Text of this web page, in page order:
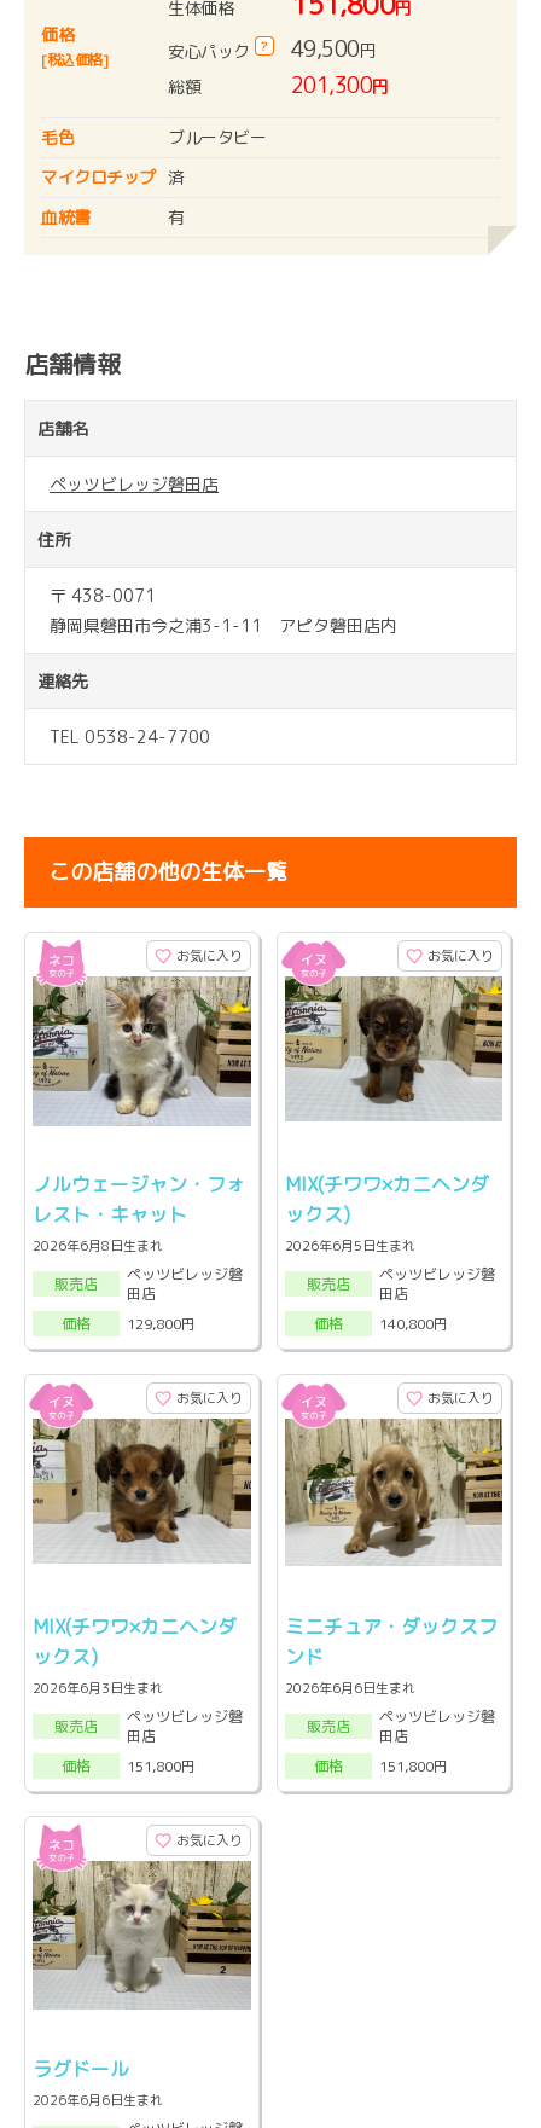
価格
[税込価格]
生体価格
円
安心パック
? 49,500円
総額
201,300円
毛色
ブルータビー
マイクロチップ 済
血統書
有
店舗情報
店舗名
ペッツビレッジ磐田店
住所
〒 438-0071
静岡県磐田市今之浦3-1-11 アピタ磐田店内
連絡先
TEL 0538-24-7700
この店舗の他の生体一覧
お気に入り
ノルウェージャン・フォ
レスト・キャット
2026年6月8日生まれ
販売店
ペッツビレッジ磐
田店
価格
129,800円
お気に入り
MIX(チワワ×カニヘンダ
ックス)
2026年6月5日生まれ
販売店
ペッツビレッジ磐
田店
価格
140,800円
お気に入り
MIX(チワワ×カニヘンダ
ックス)
2026年6月3日生まれ
販売店
ペッツビレッジ磐
田店
価格
151,800円
お気に入り
ミニチュア・ダックスフ
ンド
2026年6月6日生まれ
販売店
ペッツビレッジ磐
田店
価格
151,800円
お気に入り
ラグドール
2026年6月6日生まれ